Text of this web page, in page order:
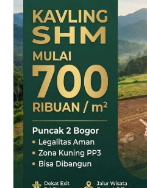
PRIME
EAST
BOGOR
–
KAVLING
SHM
LEGAL
DI
PUNCAK
2
BOGOR